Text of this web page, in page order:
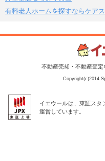
有料老人ホームを探すならケア
不動産売却・不動産査定
Copyright(c)2014
イエウールは、東証スタ
運営しています。